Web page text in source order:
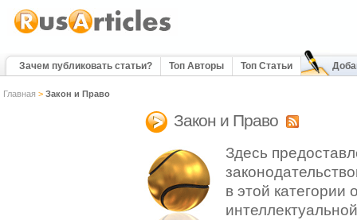
Зачем публиковать статьи? Топ Авторы Топ Статьи
Главная > Закон и Право
Закон и Право
Здесь
в этой категории